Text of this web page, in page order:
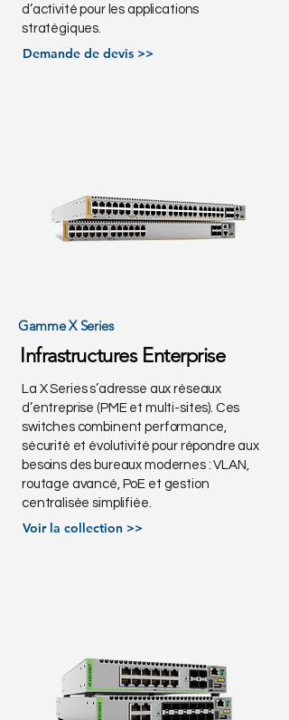
d’activité pour les applications
stratégiques.
Demande de devis >>
Gamme X Series
Infrastructures Enterprise
La X Series s’adresse aux réseaux
d’entreprise (PME et multi-sites). Ces
switches combinent performance,
sécurité et évolutivité pour répondre aux
besoins des bureaux modernes : VLAN,
routage avancé, PoE et gestion
centralisée simplifiée.
Voir la collection >>